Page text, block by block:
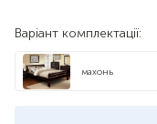
Варіант комплектації:
махонь